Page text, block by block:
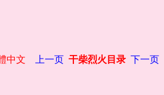
中文 上一页 干柴烈火目录 下一页